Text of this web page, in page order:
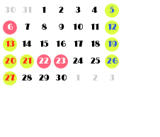
30
31 1 2 3 4
5
6
7 8 9 10 11
12
13
14 15 16 17 18
19
20
21 22 23 24 25
26
27
28 29 30 1 2 3